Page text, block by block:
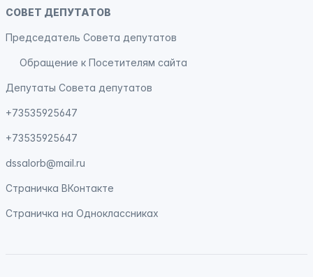
СОВЕТ ДЕПУТАТОВ
Председатель Совета депутатов
Обращение к Посетителям сайта
Депутаты Совета депутатов
+73535925647
+73535925647
dssalorb@mail.ru
Страничка ВКонтакте
Страничка на Одноклассниках